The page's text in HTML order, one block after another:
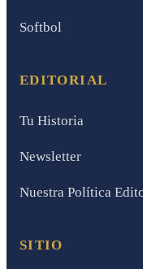
Softbol
EDITORIAL
Tu Historia
Newsletter
Nuestra Política
SITIO